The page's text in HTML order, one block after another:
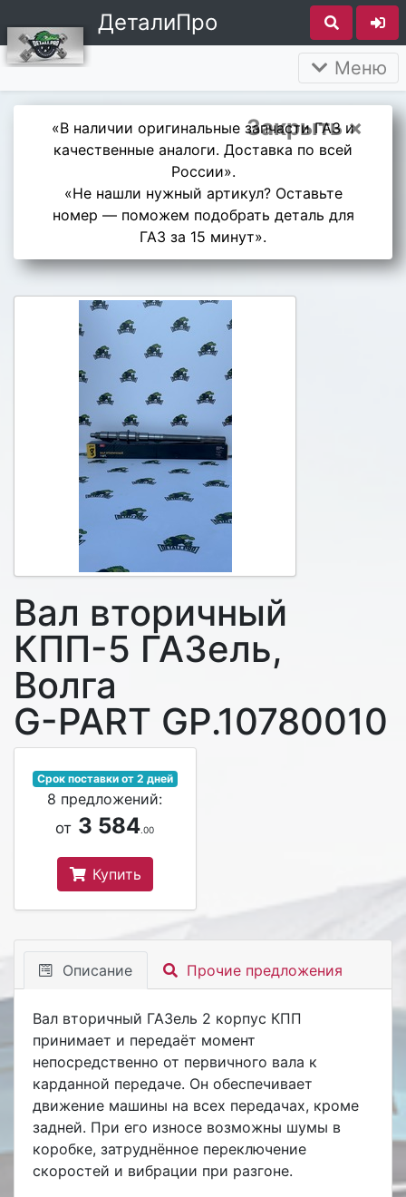
ДеталиПро
Меню
Закрыть ×
«В наличии оригинальные запчасти ГАЗ и
качественные аналоги. Доставка по всей
России».
«Не нашли нужный артикул? Оставьте
номер — поможем подобрать деталь для
ГАЗ за 15 минут».
Вал вторичный
КПП-5 ГАЗель,
Волга
G-PART GP.10780010
Срок поставки от 2 дней
8 предложений:
от 3 584.00
Купить
Описание Прочие предложения
Вал вторичный ГАЗель 2 корпус КПП
принимает и передаёт момент
непосредственно от первичного вала к
карданной передаче. Он обеспечивает
движение машины на всех передачах, кроме
задней. При его износе возможны шумы в
коробке, затруднённое переключение
скоростей и вибрации при разгоне.